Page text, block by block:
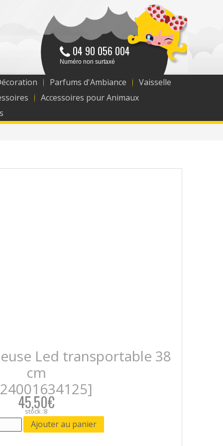
04 90 056 004
Numéro non surtaxé
Parfums d'Ambiance
Vaisselle
Accessoires pour Animaux
Led transportable 38
cm
45,50€
stock :8